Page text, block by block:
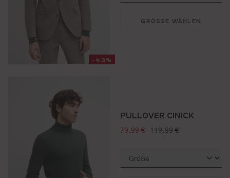
-43%
GRÖSSE WÄHLEN
PULLOVER CINICK
verkaufspreis:
79,99 € regulärer preis:
119,99 €